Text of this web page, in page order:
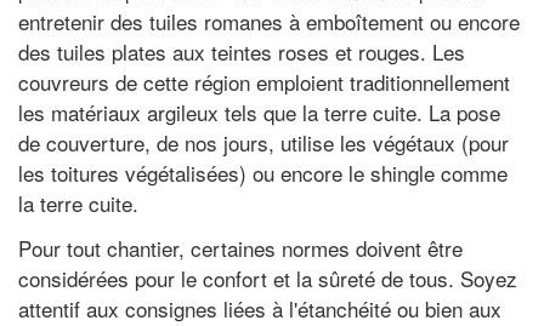
entretenir des tuiles romanes à emboîtement ou encore
des tuiles plates aux teintes roses et rouges. Les
couvreurs de cette région emploient traditionnellement
les matériaux argileux tels que la terre cuite. La pose
de couverture, de nos jours, utilise les végétaux (pour
les toitures végétalisées) ou encore le shingle comme
la terre cuite.
Pour tout chantier, certaines normes doivent être
considérées pour le confort et la sûreté de tous. Soyez
attentif aux consignes liées à l'étanchéité ou bien aux